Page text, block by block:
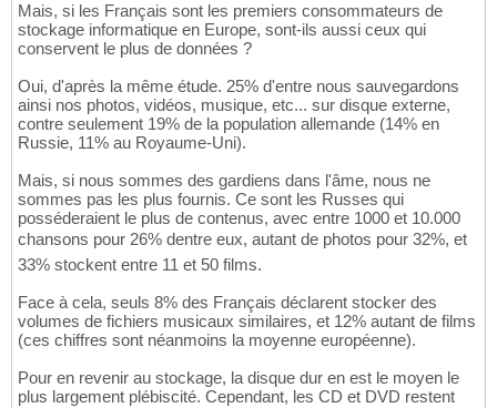
Mais, si les Français sont les premiers consommateurs de
stockage informatique en Europe, sont-ils aussi ceux qui
conservent le plus de données ?
Oui, d'après la même étude. 25% d'entre nous sauvegardons
ainsi nos photos, vidéos, musique, etc... sur disque externe,
contre seulement 19% de la population allemande (14% en
Russie, 11% au Royaume-Uni).
Mais, si nous sommes des gardiens dans l'âme, nous ne
sommes pas les plus fournis. Ce sont les Russes qui
posséderaient le plus de contenus, avec entre 1000 et 10.000
chansons pour 26% dentre eux, autant de photos pour 32%, et
33% stockent entre 11 et 50 films.
Face à cela, seuls 8% des Français déclarent stocker des
volumes de fichiers musicaux similaires, et 12% autant de films
(ces chiffres sont néanmoins la moyenne européenne).
Pour en revenir au stockage, la disque dur en est le moyen le
plus largement plébiscité. Cependant, les CD et DVD restent